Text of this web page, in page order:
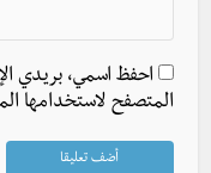
احفظ اسمي، بريدي
المتصفح لاستخدامها